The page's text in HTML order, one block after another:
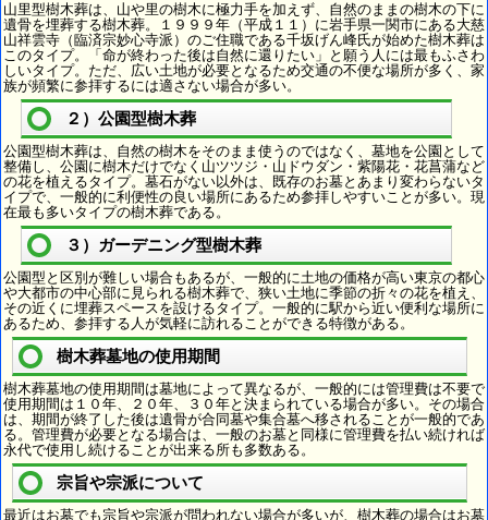
山里型樹木葬は、山や里の樹木に極力手を加えず、自然のままの樹木の下に
遺骨を埋葬する樹木葬。１９９９年（平成１１）に岩手県一関市にある大慈
山祥雲寺（臨済宗妙心寺派）のご住職である千坂げん峰氏が始めた樹木葬は
このタイプ。「命が終わった後は自然に還りたい」と願う人には最もふさわ
しいタイプ。ただ、広い土地が必要となるため交通の不便な場所が多く、家
族が頻繁に参拝するには適さない場合が多い。
２）公園型樹木葬
公園型樹木葬は、自然の樹木をそのまま使うのではなく、墓地を公園として
整備し、公園に樹木だけでなく山ツツジ・山ドウダン・紫陽花・花菖蒲など
の花を植えるタイプ。墓石がない以外は、既存のお墓とあまり変わらないタ
イプで、一般的に利便性の良い場所にあるため参拝しやすいことが多い。現
在最も多いタイプの樹木葬である。
３）ガーデニング型樹木葬
公園型と区別が難しい場合もあるが、一般的に土地の価格が高い東京の都心
や大都市の中心部に見られる樹木葬で、狭い土地に季節の折々の花を植え、
その近くに埋葬スペースを設けるタイプ。一般的に駅から近い便利な場所に
あるため、参拝する人が気軽に訪れることができる特徴がある。
樹木葬墓地の使用期間
樹木葬墓地の使用期間は墓地によって異なるが、一般的には管理費は不要で
使用期間は１０年、２０年、３０年と決まられている場合が多い。その場合
は、期間が終了した後は遺骨が合同墓や集合墓へ移されることが一般的であ
る。管理費が必要となる場合は、一般のお墓と同様に管理費を払い続ければ
永代で使用し続けることが出来る所も多数ある。
宗旨や宗派について
最近はお墓でも宗旨や宗派が問われない場合が多いが、樹木葬の場合はお墓